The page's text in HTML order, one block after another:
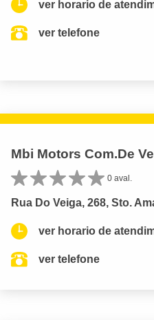
ver horario de
ver telefone
Mbi Motors Com.De
0 aval.
Rua Do Veiga, 268, Sto.
ver horario de
ver telefone